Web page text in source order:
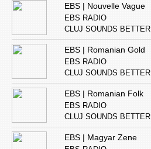
EBS | Nouvelle Vague
EBS RADIO
CLUJ SOUNDS BETTER
EBS | Romanian Gold
EBS RADIO
CLUJ SOUNDS BETTER
EBS | Romanian Folk
EBS RADIO
CLUJ SOUNDS BETTER
EBS | Magyar Zene